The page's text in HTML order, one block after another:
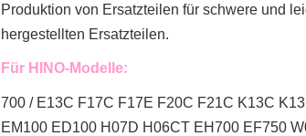
Produktion von Ersatzteilen für schwere und
hergestellten Ersatzteilen.
Für HINO-Modelle:
700 / E13C F17C F17E F20C F21C K13C
EM100 ED100 H07D H06CT EH700 EF750